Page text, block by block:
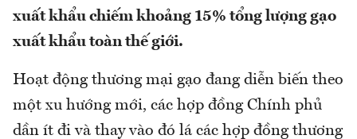
xuất khẩu chiếm khoảng 15% tổng lượng gạo
xuất khẩu toàn thế giới.
Hoạt động thương mại gạo đang diễn biến theo
một xu hướng mới, các hợp đồng Chính phủ
dần ít đi và thay vào đó lá các hợp đồng thương